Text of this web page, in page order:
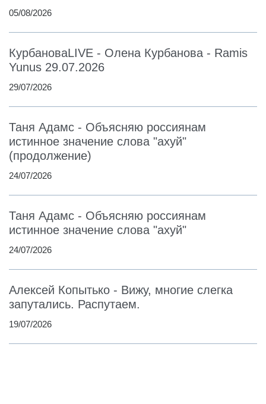
05/08/2026
КурбановаLIVE - Олена Курбанова - Ramis
Yunus 29.07.2026
29/07/2026
Таня Адамс - Объясняю россиянам
истинное значение слова "ахуй"
(продолжение)
24/07/2026
Таня Адамс - Объясняю россиянам
истинное значение слова "ахуй"
24/07/2026
Алексей Копытько - Вижу, многие слегка
запутались. Распутаем.
19/07/2026